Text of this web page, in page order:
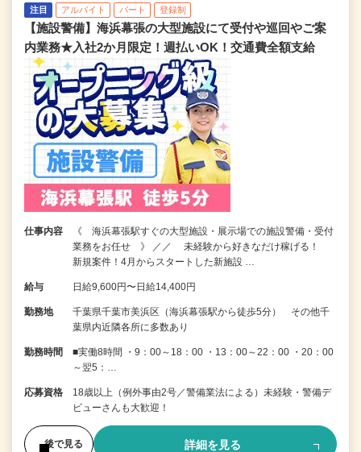
注目 アルバイト パート 登録制
【施設警備】海浜幕張の大型施設にて受付や巡回やご案
内業務★入社2か月限定！週払いOK！交通費全額支給
仕事内容
《 海浜幕張駅すぐの大型施設・展示場での施設警備・受付
業務をお任せ 》 ／／ 未経験から好きなだけ稼げる！
新規案件！4月からスタートした新施設 …
給与 日給9,600円〜日給14,400円
勤務地
千葉県千葉市美浜区（海浜幕張駅から徒歩5分） その他千
葉県内近隣各所に多数あり
勤務時間
■実働8時間 ・9：00～18：00 ・13：00～22：00 ・20：00
～翌5：…
応募資格
18歳以上（例外事由2号／警備業法による）未経験・警備デ
ビューさんも大歓迎！
後で見る 詳細を見る